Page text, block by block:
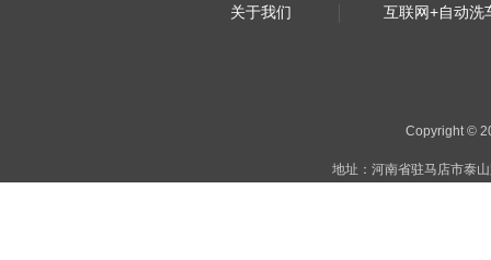
关于我们 互联网+自动洗
Copyright ©
地址：河南省驻马店市泰